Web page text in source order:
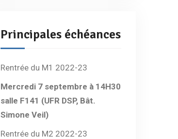
Principales échéances
Rentrée du M1 2022-23
Mercredi 7 septembre à 14H30
salle F141 (UFR DSP, Bât.
Simone Veil)
Rentrée du M2 2022-23